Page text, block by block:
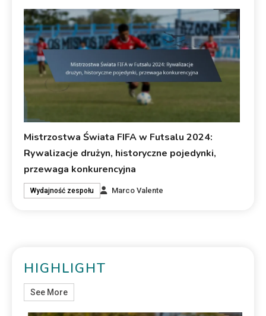
Mistrzostwa Świata FIFA w Futsalu 2024:
Rywalizacje drużyn, historyczne pojedynki,
przewaga konkurencyjna
Wydajność zespołu Marco Valente
HIGHLIGHT
See More